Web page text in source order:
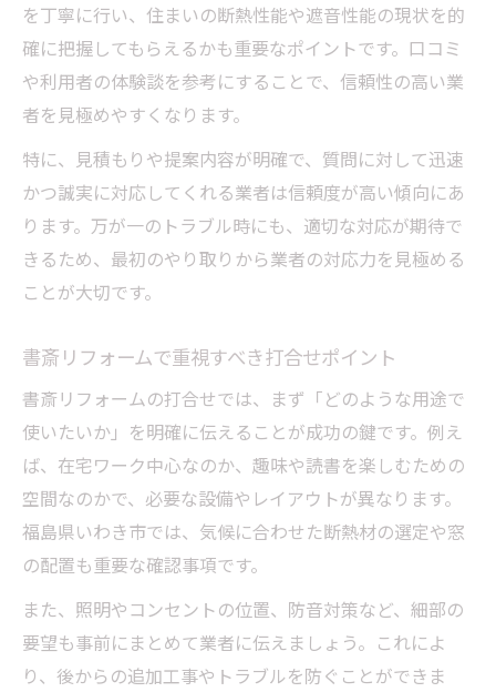
を丁寧に行い、住まいの断熱性能や遮音性能の現状を的
確に把握してもらえるかも重要なポイントです。口コミ
や利用者の体験談を参考にすることで、信頼性の高い業
者を見極めやすくなります。
特に、見積もりや提案内容が明確で、質問に対して迅速
かつ誠実に対応してくれる業者は信頼度が高い傾向にあ
ります。万が一のトラブル時にも、適切な対応が期待で
きるため、最初のやり取りから業者の対応力を見極める
ことが大切です。
書斎リフォームで重視すべき打合せポイント
書斎リフォームの打合せでは、まず「どのような用途で
使いたいか」を明確に伝えることが成功の鍵です。例え
ば、在宅ワーク中心なのか、趣味や読書を楽しむための
空間なのかで、必要な設備やレイアウトが異なります。
福島県いわき市では、気候に合わせた断熱材の選定や窓
の配置も重要な確認事項です。
また、照明やコンセントの位置、防音対策など、細部の
要望も事前にまとめて業者に伝えましょう。これによ
り、後からの追加工事やトラブルを防ぐことができま